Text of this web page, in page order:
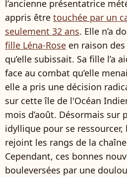
l’ancienne présentatrice
appris être touchée par un
seulement 32 ans. Elle n’a
fille Léna-Rose en raison
qu’elle subissait. Sa fille l’a
face au combat qu’elle
elle a pris une décision
sur cette île de l'Océan
mois d’août. Désormais sur
idyllique pour se
rejoint les rangs de la
Cependant, ces bonnes
bouleversées par une